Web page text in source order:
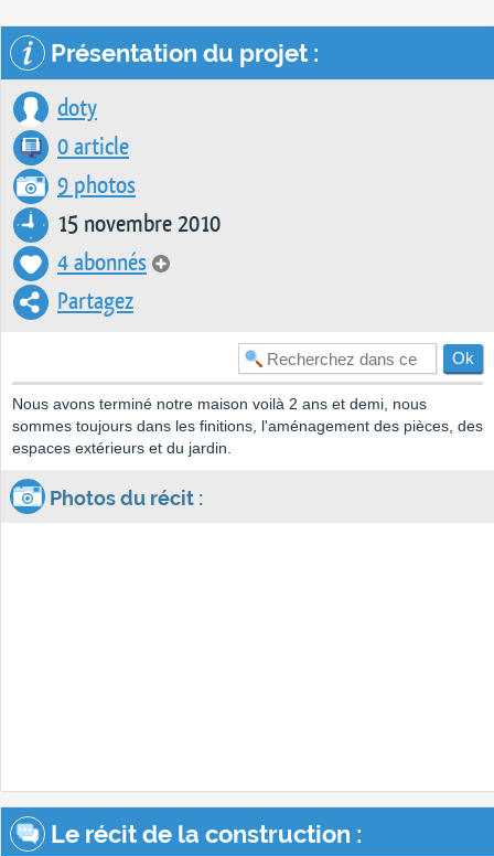
Présentation du projet :
doty
0 article
9 photos
15 novembre 2010
4 abonnés
Partagez
Nous avons terminé notre maison voilà 2 ans et demi, nous
sommes toujours dans les finitions, l'aménagement des pièces, des
espaces extérieurs et du jardin.
Photos du récit :
Le récit de la construction :